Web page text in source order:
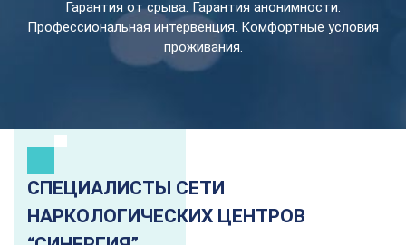
Гарантия от срыва. Гарантия анонимности.
Профессиональная интервенция. Комфортные условия
проживания.
СПЕЦИАЛИСТЫ СЕТИ
НАРКОЛОГИЧЕСКИХ ЦЕНТРОВ